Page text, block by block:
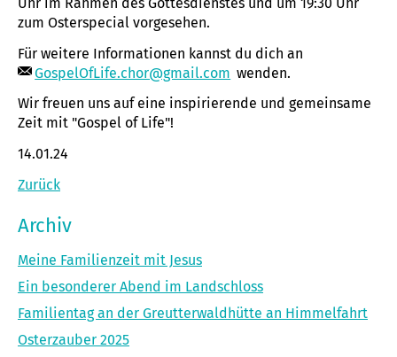
zum Osterspecial vorgesehen.
Für weitere Informationen kannst du dich an
GospelOfLife.chor@gmail.com wenden.
Wir freuen uns auf eine inspirierende und gemeinsame
Zeit mit "Gospel of Life"!
14.01.24
Zurück
Archiv
Meine Familienzeit mit Jesus
Ein besonderer Abend im Landschloss
Familientag an der Greutterwaldhütte an Himmelfahrt
Osterzauber 2025